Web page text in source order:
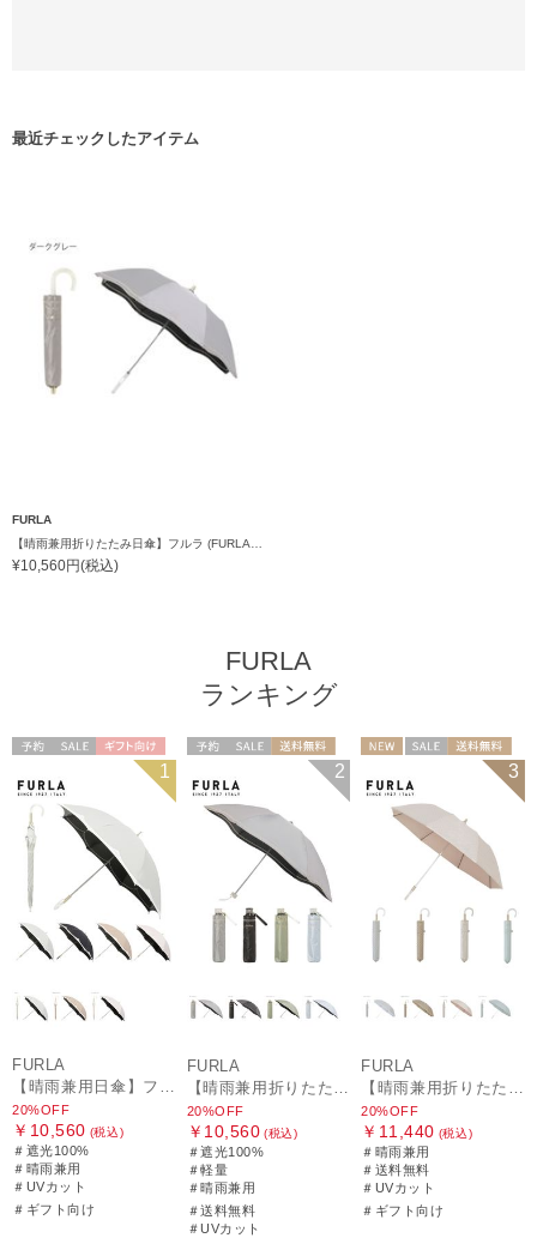
最近チェックしたアイテム
FURLA
¥10,560円(税込)
FURLA
ランキング
ギフト向け
WOMEN
1
FURLA
【晴雨兼用日傘】フルラ（FURLA）バイカラーカットワーク 遮光100 UV100 軽量
20%OFF
￥10,560 (税込)
＃遮光100%
＃晴雨兼用
＃UVカット
＃ギフト向け
送料無料
ギフト向け
2
FURLA
【晴雨兼用折りたたみ日傘】フルラ (FURLA) ジッパー刺繍 遮光100 UV100 軽量
20%OFF
￥10,560 (税込)
＃遮光100%
＃軽量
＃晴雨兼用
＃送料無料
＃UVカット
送料無料
ギフト向け
3
FURLA
【晴雨兼用折りたたみ日傘】フルラ (FURLA) パールリボンジャガード 遮光99.99 遮熱 UV99.99
20%OFF
￥11,440 (税込)
＃晴雨兼用
＃送料無料
＃UVカット
＃ギフト向け